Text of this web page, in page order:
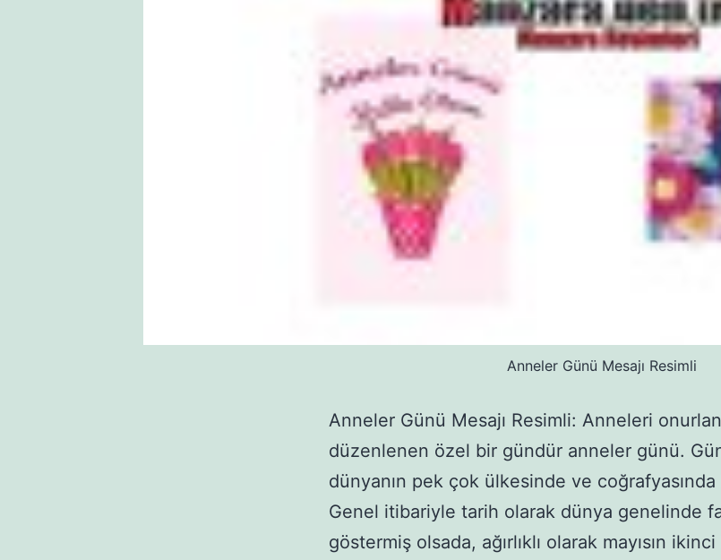
Anneler Günü Mesajı Resimli
Anneler Günü Mesajı Resimli: Anneleri
düzenlenen özel bir gündür anneler günü.
dünyanın pek çok ülkesinde ve coğrafyasında
Genel itibariyle tarih olarak dünya genelinde
göstermiş olsada, ağırlıklı olarak mayısın